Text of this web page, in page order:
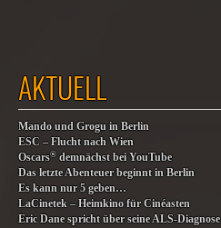
AKTUELL
Mando und Grogu in Berlin
ESC – Flucht nach Wien
Oscars® demnächst bei YouTube
Das letzte Abenteuer beginnt in Berlin
Es kann nur 5 geben…
LaCinetek – Heimkino für Cinéasten
Eric Dane spricht über seine ALS-Diagnose